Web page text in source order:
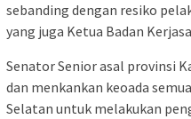
sebanding dengan resiko
yang juga Ketua Badan
Senator Senior asal provinsi
dan menkankan keoada
Selatan untuk melakukan